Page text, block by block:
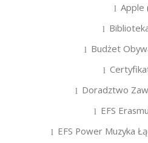
Apple
Budżet
Doradztwo
EFS
EFS Power Muzyka